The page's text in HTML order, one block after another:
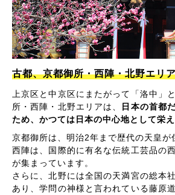
古都、京都御所・西陣・北野エリ
上京区と中京区にまたがって「洛中」
所・西陣・北野エリアは、
日本の首都
ため、かつては日本の中心地として栄え
京都御所は、明治2年まで歴代の天皇が
西陣は、国際的に有名な伝統工芸品の
が集まっています。
さらに、北野には全国の天満宮の総本
あり、学問の神様と言われている藤原